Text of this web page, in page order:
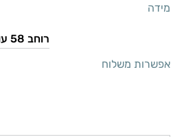
מידה
אפשרות משלוח